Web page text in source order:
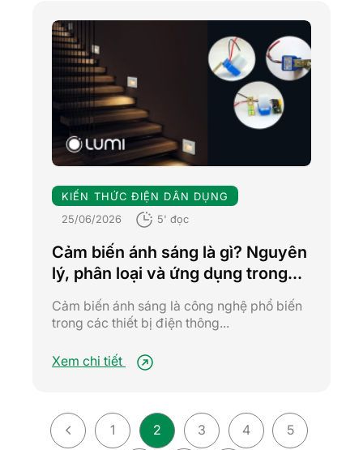
KIẾN THỨC ĐIỆN DÂN DỤNG
25/06/2026
5' đọc
Cảm biến ánh sáng là gì? Nguyên
lý, phân loại và ứng dụng trong
cuộc sống
Cảm biến ánh sáng là công nghệ phổ biến
trong các thiết bị điện thông...
Xem chi tiết
1 2 3 4 5